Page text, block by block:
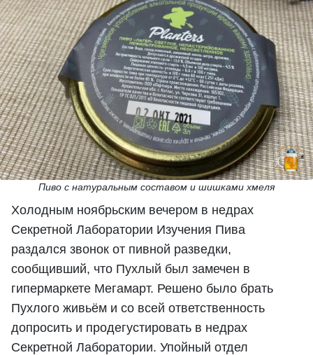
Пиво с натуральным составом и шишками хмеля
Холодным ноябрьским вечером в недрах
Секретной Лаборатории Изучения Пива
раздался звонок от пивной разведки,
сообщивший, что Пухлый был замечен в
гипермаркете Мегамарт. Решено было брать
Пухлого живьём и со всей ответственность
допросить и продегустировать в недрах
Секретной Лаборатории. Упойный отдел